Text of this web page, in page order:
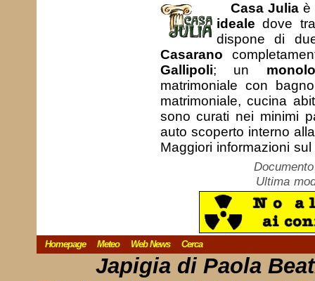
Casa Juliaè
ideale dove
dispone di
Casarano
Gallipoli; un
matrimoniale con
matrimoniale, cucina
sono curati nei minimi
auto scoperto interno
Maggiori informazioni
Ultima
Homepage Meteo Web News Cerca
Japigia di Paola